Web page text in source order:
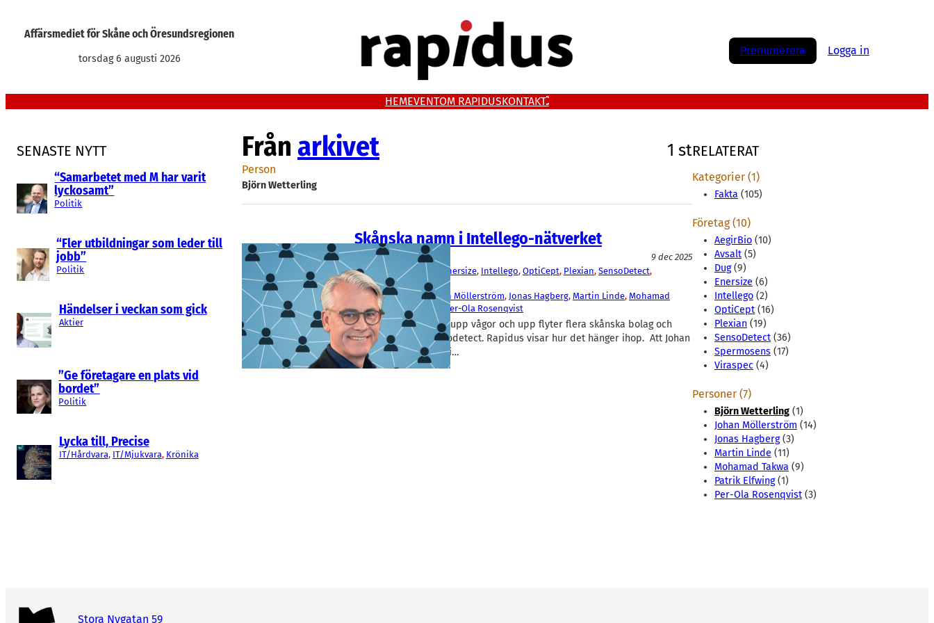
Affärsmediet för Skåne och Öresundsregionen
torsdag 6 augusti 2026
Prenumerera Logga in
HEMEVENTOM RAPIDUSKONTAKT
SENASTE NYTT
“Samarbetet med M har varit
lyckosamt”
Politik
“Fler utbildningar som leder till
jobb”
Politik
Händelser i veckan som gick
Aktier
”Ge företagare en plats vid
bordet”
Politik
Lycka till, Precise
IT/Hårdvara, IT/Mjukvara, Krönika
Från arkivet 1 st
Person
Björn Wetterling
Skånska namn i Intellego-nätverket
Fakta
9 dec 2025
AegirBio
Avsalt Dug Enersize, Intellego, OptiCept, Plexian, SensoDetect
Spermosens
Viraspec
Björn Wetterling, Johan Möllerström, Jonas Hagberg, Martin Linde, Mohamad
Takwa, Patrik Elfwing Per-Ola Rosenqvist
Intellego-affären rör upp vågor och upp flyter flera skånska bolag och
profiler, senast Sensodetect. Rapidus visar hur det hänger ihop. Att Johan
Möllerström hamnat i…
RELATERAT
Kategorier (1)
Fakta (105)
Företag (10)
AegirBio (10)
Avsalt (5)
Dug(9)
Enersize (6)
Intellego (2)
OptiCept (16)
Plexian (19)
SensoDetect (36)
Spermosens (17)
Viraspec (4)
Personer (7)
Björn Wetterling (1)
Johan Möllerström (14)
Jonas Hagberg(3)
Martin Linde (11)
Mohamad Takwa (9)
Patrik Elfwing(1)
Per-Ola Rosenqvist (3)
Stora Nygatan 59